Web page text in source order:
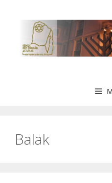
contenido
Balak